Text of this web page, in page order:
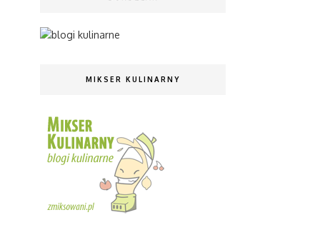
MIKSER KULINARNY